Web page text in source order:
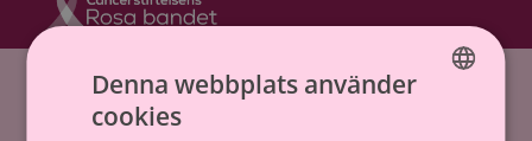
»cancer hos barn
Denna webbplats använder
cookies